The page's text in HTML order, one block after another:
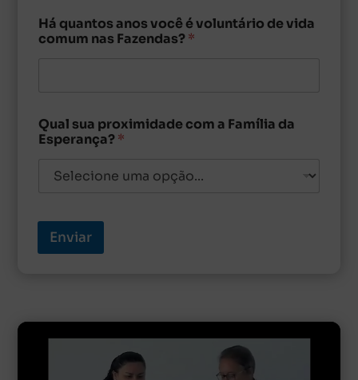
Há quantos anos você é voluntário de vida
comum nas Fazendas?*
Qual sua proximidade com a Família da
Esperança?*
Enviar